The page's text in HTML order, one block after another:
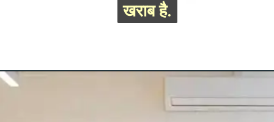
खराब है.
खराब है.